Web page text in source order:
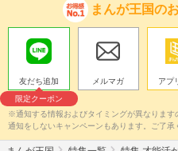
まんが王国の
友だち追加
限定クーポン
メルマガ アプ
※通知する情報およびタイミングが異なりま
通知をしないキャンペーンもあります。ご了承